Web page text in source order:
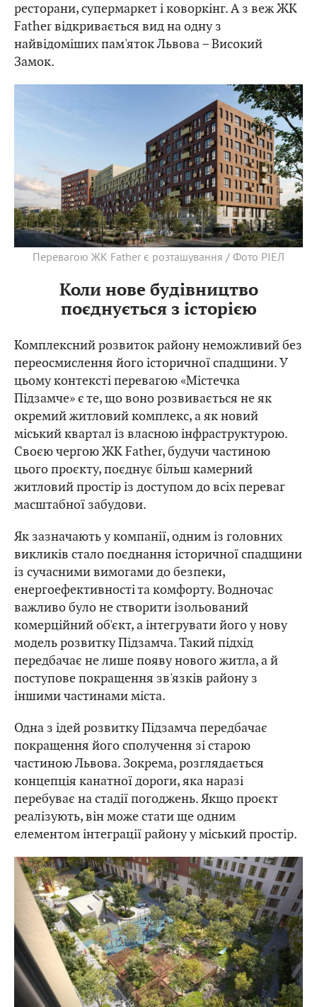
ресторани, супермаркет і коворкінг. А з веж ЖК
Father відкривається вид на одну з
найвідоміших пам'яток Львова – Високий
Замок.
Перевагою ЖК Father є розташування / Фото РІЕЛ
Коли нове будівництво
поєднується з історією
Комплексний розвиток району неможливий без
переосмислення його історичної спадщини. У
цьому контексті перевагою «Містечка
Підзамче» є те, що воно розвивається не як
окремий житловий комплекс, а як новий
міський квартал із власною інфраструктурою.
Своєю чергою ЖК Father, будучи частиною
цього проєкту, поєднує більш камерний
житловий простір із доступом до всіх переваг
масштабної забудови.
Як зазначають у компанії, одним із головних
викликів стало поєднання історичної спадщини
із сучасними вимогами до безпеки,
енергоефективності та комфорту. Водночас
важливо було не створити ізольований
комерційний об'єкт, а інтегрувати його у нову
модель розвитку Підзамча. Такий підхід
передбачає не лише появу нового житла, а й
поступове покращення зв'язків району з
іншими частинами міста.
Одна з ідей розвитку Підзамча передбачає
покращення його сполучення зі старою
частиною Львова. Зокрема, розглядається
концепція канатної дороги, яка наразі
перебуває на стадії погоджень. Якщо проєкт
реалізують, він може стати ще одним
елементом інтеграції району у міський простір.